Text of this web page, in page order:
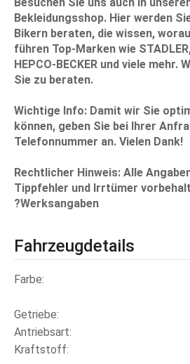
Bekleidungsshop. Hier werden
Bikern beraten, die wissen,
führen Top-Marken wie
HEPCO-BECKER und viele mehr.
Sie zu beraten.
Wichtige Info: Damit wir Sie
können, geben Sie bei Ihrer
Telefonnummer an. Vielen Dank!
Rechtlicher Hinweis: Alle
Tippfehler und Irrtümer
?Werksangaben
Fahrzeugdetails
Farbe
Getriebe
Antriebsart
Kraftstoff